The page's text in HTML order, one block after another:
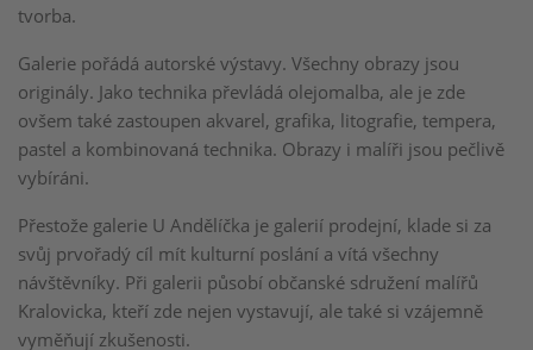
tvorba.
Galerie pořádá autorské výstavy. Všechny obrazy jsou
originály. Jako technika převládá olejomalba, ale je zde
ovšem také zastoupen akvarel, grafika, litografie, tempera,
pastel a kombinovaná technika. Obrazy i malíři jsou pečlivě
vybíráni.
Přestože galerie U Andělíčka je galerií prodejní, klade si za
svůj prvořadý cíl mít kulturní poslání a vítá všechny
návštěvníky. Při galerii působí občanské sdružení malířů
Kralovicka, kteří zde nejen vystavují, ale také si vzájemně
vyměňují zkušenosti.